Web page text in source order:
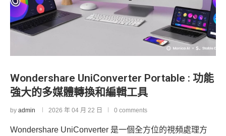
Wondershare UniConverter Portable : 功能
強大的多媒體轉換和編輯工具
by admin 2026 年 04 月 22 日 0 comments
Wondershare UniConverter 是一個全方位的視頻處理方